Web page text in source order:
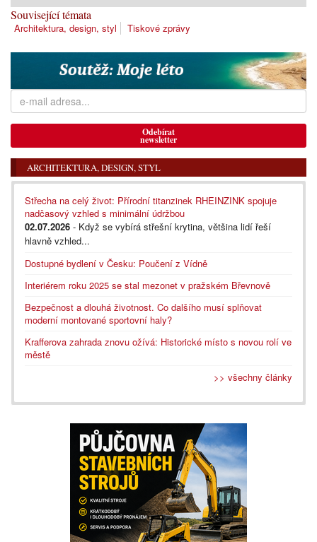
Související témata
Architektura, design, styl Tiskové zprávy
Odebírat
newsletter
ARCHITEKTURA, DESIGN, STYL
Střecha na celý život: Přírodní titanzinek RHEINZINK spojuje
nadčasový vzhled s minimální údržbou
02.07.2026 - Když se vybírá střešní krytina, většina lidí řeší
hlavně vzhled...
Dostupné bydlení v Česku: Poučení z Vídně
Interiérem roku 2025 se stal mezonet v pražském Břevnově
Bezpečnost a dlouhá životnost. Co dalšího musí splňovat
moderní montované sportovní haly?
Krafferova zahrada znovu ožívá: Historické místo s novou rolí ve
městě
>> všechny články